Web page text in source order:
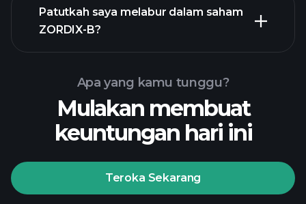
laporan
kewangan
Playtrade Tournaments
broker yang disyorkan
Patutkah saya melabur dalam saham
ZORDIX-B?
Apa yang kamu tunggu?
Mulakan membuat
keuntungan hari ini
Teroka Sekarang